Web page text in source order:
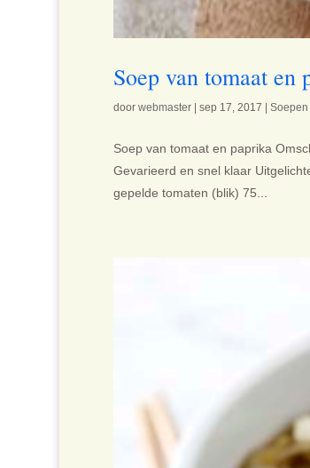
Soep van tomaat en
door webmaster| sep 17, 2017 | Soepen
Soep van tomaat en paprika
Gevarieerd en snel klaar
gepelde tomaten (blik) 75...